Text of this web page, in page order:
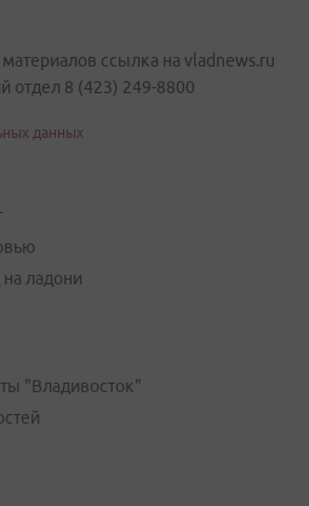
ссылка на vladnews.ru
отдел 8 (423) 249-8800
данных
на ладони
"Владивосток"